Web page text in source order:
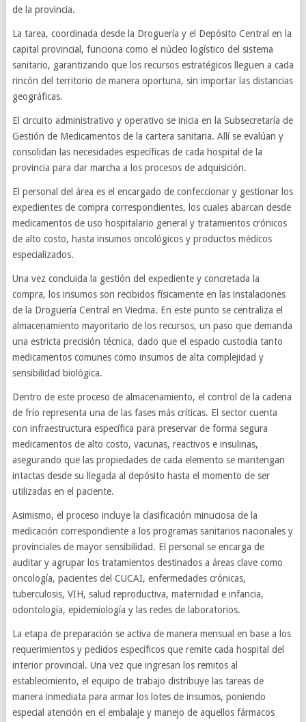
de la provincia.
La tarea, coordinada desde la Droguería y el Depósito Central en la
capital provincial, funciona como el núcleo logístico del sistema
sanitario, garantizando que los recursos estratégicos lleguen a cada
rincón del territorio de manera oportuna, sin importar las distancias
geográficas.
El circuito administrativo y operativo se inicia en la Subsecretaría de
Gestión de Medicamentos de la cartera sanitaria. Allí se evalúan y
consolidan las necesidades específicas de cada hospital de la
provincia para dar marcha a los procesos de adquisición.
El personal del área es el encargado de confeccionar y gestionar los
expedientes de compra correspondientes, los cuales abarcan desde
medicamentos de uso hospitalario general y tratamientos crónicos
de alto costo, hasta insumos oncológicos y productos médicos
especializados.
Una vez concluida la gestión del expediente y concretada la
compra, los insumos son recibidos físicamente en las instalaciones
de la Droguería Central en Viedma. En este punto se centraliza el
almacenamiento mayoritario de los recursos, un paso que demanda
una estricta precisión técnica, dado que el espacio custodia tanto
medicamentos comunes como insumos de alta complejidad y
sensibilidad biológica.
Dentro de este proceso de almacenamiento, el control de la cadena
de frío representa una de las fases más críticas. El sector cuenta
con infraestructura específica para preservar de forma segura
medicamentos de alto costo, vacunas, reactivos e insulinas,
asegurando que las propiedades de cada elemento se mantengan
intactas desde su llegada al depósito hasta el momento de ser
utilizadas en el paciente.
Asimismo, el proceso incluye la clasificación minuciosa de la
medicación correspondiente a los programas sanitarios nacionales y
provinciales de mayor sensibilidad. El personal se encarga de
auditar y agrupar los tratamientos destinados a áreas clave como
oncología, pacientes del CUCAI, enfermedades crónicas,
tuberculosis, VIH, salud reproductiva, maternidad e infancia,
odontología, epidemiología y las redes de laboratorios.
La etapa de preparación se activa de manera mensual en base a los
requerimientos y pedidos específicos que remite cada hospital del
interior provincial. Una vez que ingresan los remitos al
establecimiento, el equipo de trabajo distribuye las tareas de
manera inmediata para armar los lotes de insumos, poniendo
especial atención en el embalaje y manejo de aquellos fármacos